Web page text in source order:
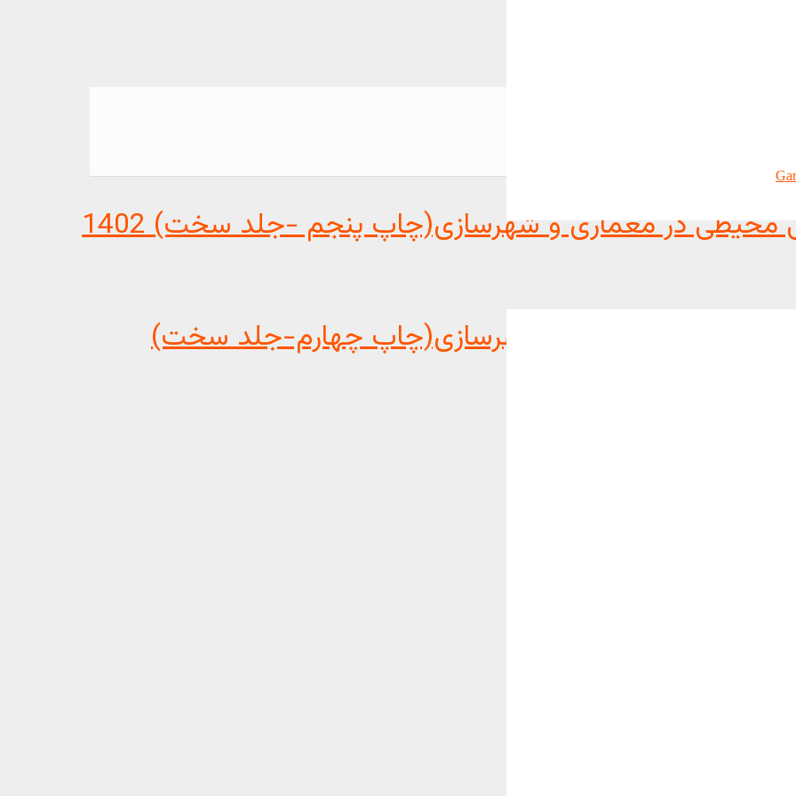
محیطی در معماری و شهرسازی(چاپ پنجم -جلد سخت) 1402
محیطی در معماری و شهرسازی(چاپ چهارم-جلد سخت)